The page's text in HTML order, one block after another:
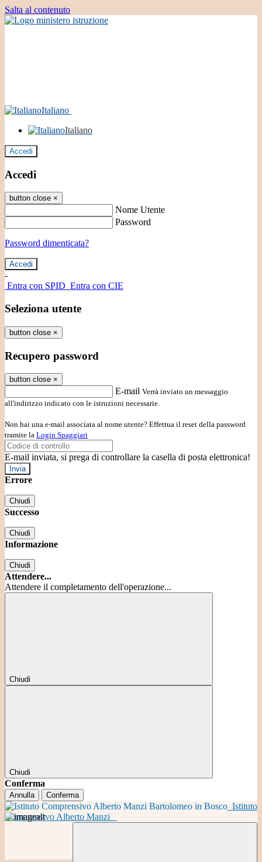
Salta al contenuto
Italiano
Italiano
Accedi
Accedi
button close ×
Nome Utente
Password
Password dimenticata?
-
Entra con SPID Entra con CIE
Seleziona utente
button close ×
Recupero password
button close ×
E-mail Verrà inviato un messaggio
all'indirizzo indicato con le istruzioni necessarie.
Non hai una e-mail associata al nome utente? Effettua il reset della password
tramite la Login Spaggiari
E-mail inviata, si prega di controllare la casella di posta elettronica!
Errore
Chiudi
Successo
Chiudi
Informazione
Chiudi
Attendere...
Attendere il completamento dell'operazione...
Chiudi
Chiudi
Conferma
Annulla Conferma
Istituto
Comprensivo Alberto Manzi